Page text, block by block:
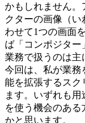
かもしれません。
クターの画像（
わせて1つの画面
ば「コンポジター
業務で扱うのは主
今回は、私が業務
能を拡張するスク
ます。いずれも
を使う機会のあ
かと思います。